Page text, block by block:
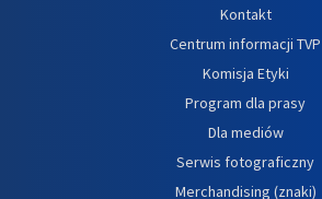
Kontakt
Centrum informacji TVP
Komisja Etyki
Program dla prasy
Dla mediów
Serwis fotograficzny
Merchandising (znaki)